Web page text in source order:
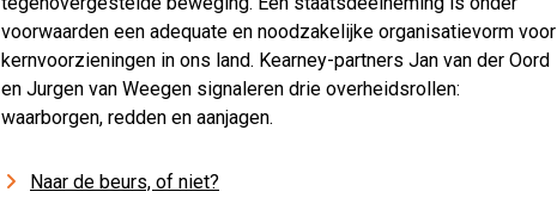
voorwaarden een adequate en noodzakelijke organisatievorm voor
kernvoorzieningen in ons land. Kearney-partners Jan van der Oord
en Jurgen van Weegen signaleren drie overheidsrollen:
waarborgen, redden en aanjagen.
Naar de beurs, of niet?